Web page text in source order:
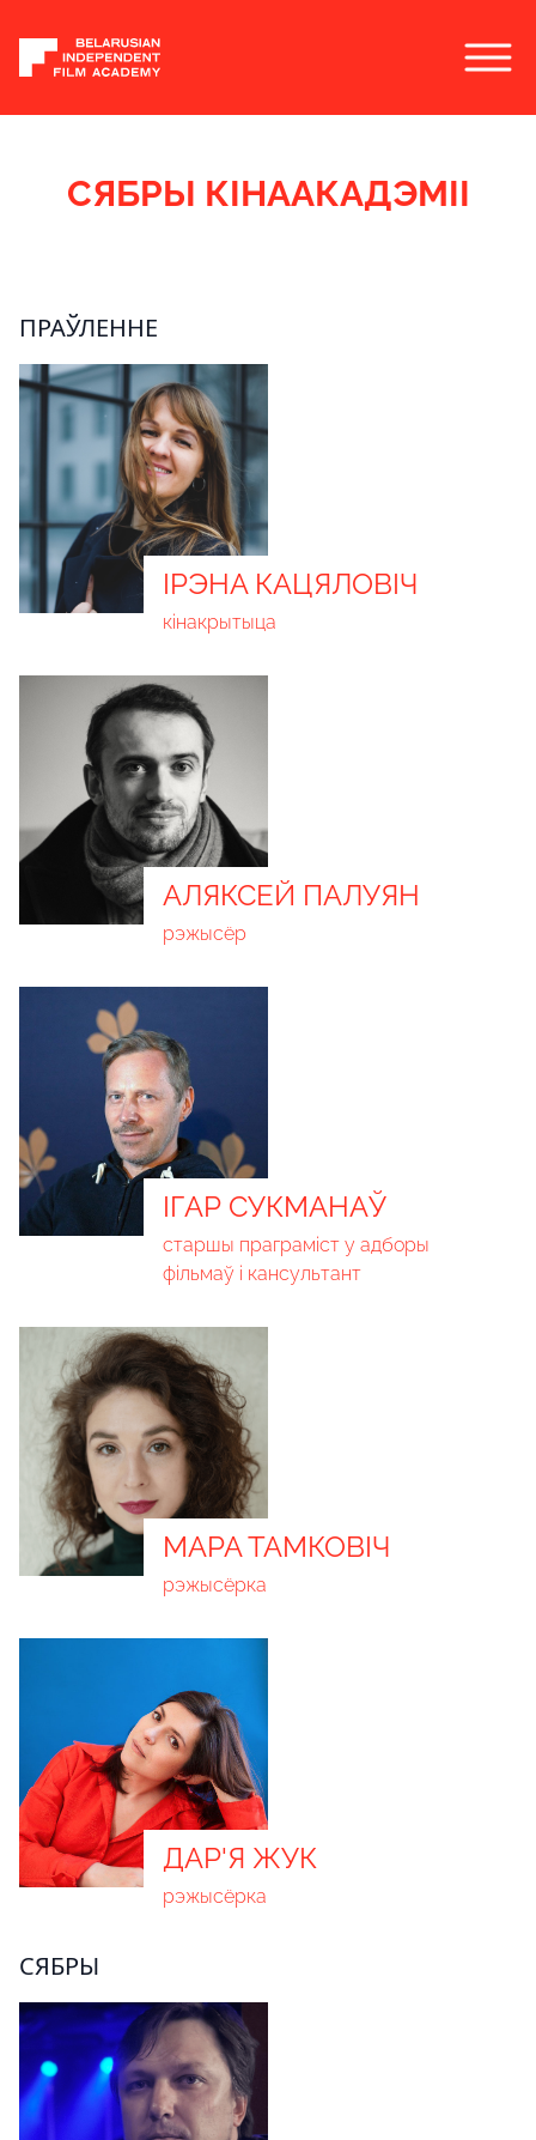
СЯБРЫ КІНААКАДЭМІІ
ПРАЎЛЕННЕ
ІРЭНА КАЦЯЛОВІЧ
кінакрытыца
АЛЯКСЕЙ ПАЛУЯН
рэжысёр
ІГАР СУКМАНАЎ
старшы праграміст у адборы
фільмаў і кансультант
МАРА ТАМКОВІЧ
рэжысёрка
ДАР'Я ЖУК
рэжысёрка
СЯБРЫ